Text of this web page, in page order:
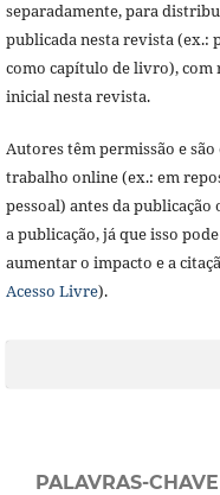
separadamente, para
publicada nesta revista
como capítulo de livro), com
inicial nesta revista.
Autores têm permissão e
trabalho online (ex.: em
pessoal) antes da
a publicação, já que isso
aumentar o impacto e a
Acesso Livre).
PALAVRAS-CHAVE